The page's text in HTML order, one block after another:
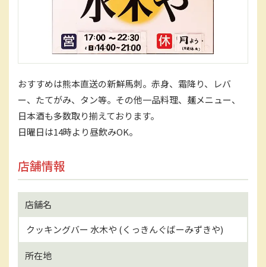
おすすめは熊本直送の新鮮馬刺。赤身、霜降り、レバ
ー、たてがみ、タン等。その他一品料理、麺メニュー、
日本酒も多数取り揃えております。
日曜日は14時より昼飲みOK。
店舗情報
店舗名
クッキングバー 水木や (くっきんぐばーみずきや)
所在地